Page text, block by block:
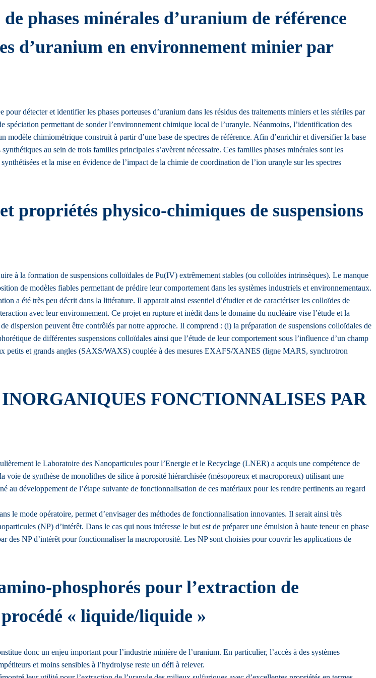
phases minérales d’uranium de référence
d’uranium en environnement minier par
détecter et identifier les phases porteuses d’uranium dans les résidus des traitements miniers et les stériles par
permettant de sonder l’environnement chimique local de l’uranyle. Néanmoins, l’identification des
modèle chimiométrique construit à partir d’une base de spectres de référence. Afin d’enrichir et diversifier la base
au sein de trois familles principales s’avèrent nécessaire. Ces familles phases minérales sont les
et la mise en évidence de l’impact de la chimie de coordination de l’ion uranyle sur les spectres
physico-chimiques de suspensions
à la formation de suspensions colloïdales de Pu(IV) extrêmement stables (ou colloïdes intrinsèques). Le manque
de modèles fiables permettant de prédire leur comportement dans les systèmes industriels et environnementaux.
a été très peu décrit dans la littérature. Il apparait ainsi essentiel d’étudier et de caractériser les colloïdes de
avec leur environnement. Ce projet en rupture et inédit dans le domaine du nucléaire vise l’étude et la
dispersion peuvent être contrôlés par notre approche. Il comprend : (i) la préparation de suspensions colloïdales de
de différentes suspensions colloïdales ainsi que l’étude de leur comportement sous l’influence d’un champ
petits et grands angles (SAXS/WAXS) couplée à des mesures EXAFS/XANES (ligne MARS, synchrotron
FONCTIONNALISES PAR
le Laboratoire des Nanoparticules pour l’Energie et le Recyclage (LNER) a acquis une compétence de
de synthèse de monolithes de silice à porosité hiérarchisée (mésoporeux et macroporeux) utilisant une
au développement de l’étape suivante de fonctionnalisation de ces matériaux pour les rendre pertinents au regard
le mode opératoire, permet d’envisager des méthodes de fonctionnalisation innovantes. Il serait ainsi très
(NP) d’intérêt. Dans le cas qui nous intéresse le but est de préparer une émulsion à haute teneur en phase
des NP d’intérêt pour fonctionnaliser la macroporosité. Les NP sont choisies pour couvrir les applications de
phosphorés pour l’extraction de
« liquide/liquide »
donc un enjeu important pour l’industrie minière de l’uranium. En particulier, l’accès à des systèmes
et moins sensibles à l’hydrolyse reste un défi à relever.